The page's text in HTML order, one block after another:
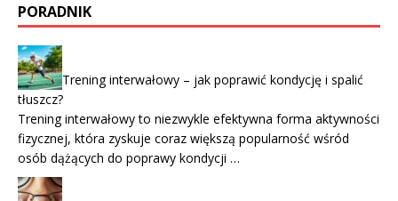
PORADNIK
Trening interwałowy – jak poprawić kondycję i spalić
tłuszcz?
Trening interwałowy to niezwykle efektywna forma aktywności
fizycznej, która zyskuje coraz większą popularność wśród
osób dążących do poprawy kondycji …